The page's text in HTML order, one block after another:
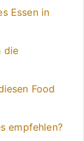
Essen in
die
Food
empfehlen?